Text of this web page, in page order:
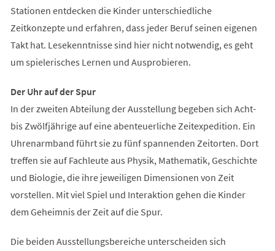
Stationen entdecken die Kinder unterschiedliche
Zeitkonzepte und erfahren, dass jeder Beruf seinen eigenen
Takt hat. Lesekenntnisse sind hier nicht notwendig, es geht
um spielerisches Lernen und Ausprobieren.
Der Uhr auf der Spur
In der zweiten Abteilung der Ausstellung begeben sich Acht-
bis Zwölfjährige auf eine abenteuerliche Zeitexpedition. Ein
Uhrenarmband führt sie zu fünf spannenden Zeitorten. Dort
treffen sie auf Fachleute aus Physik, Mathematik, Geschichte
und Biologie, die ihre jeweiligen Dimensionen von Zeit
vorstellen. Mit viel Spiel und Interaktion gehen die Kinder
dem Geheimnis der Zeit auf die Spur.
Die beiden Ausstellungsbereiche unterscheiden sich